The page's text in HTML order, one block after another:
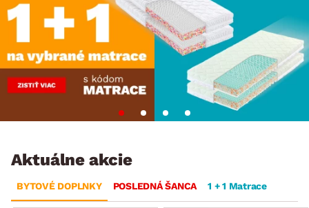
Aktuálne akcie
BYTOVÉ DOPLNKY POSLEDNÁ ŠANCA 1 + 1 Matrace